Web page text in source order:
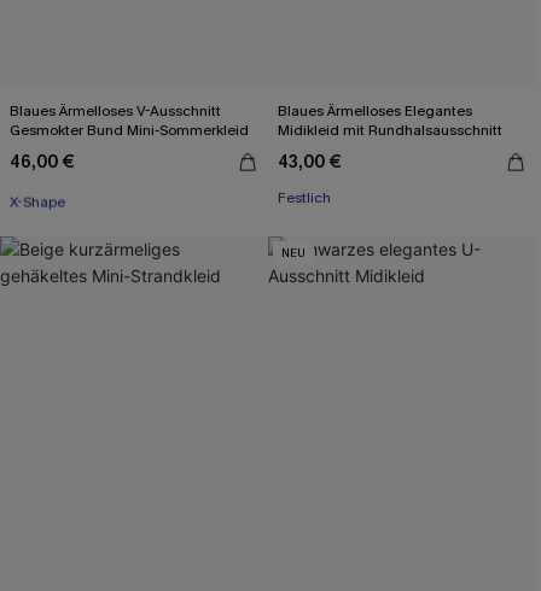
Blaues Ärmelloses V-Ausschnitt
Gesmokter Bund Mini-Sommerkleid
46,00 €
Mit Gratis-Maßband
X-Shape
Blaues Ärmelloses Elegantes
Midikleid mit Rundhalsausschnitt
43,00 €
Festlich
NEU